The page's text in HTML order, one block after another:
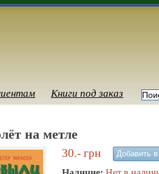
Книги под заказ
на метле
30.- грн